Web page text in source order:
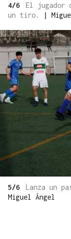
4/6
El jugador
un tiro.
|
5/6 Lanza un
Miguel Ángel